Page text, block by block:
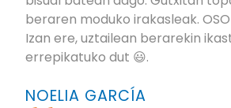
beraren moduko irakasleak. OSO
Izan ere, uztailean berarekin
errepikatuko dut 😃.
NOELIA GARCÍA